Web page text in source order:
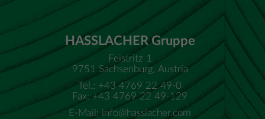
HASSLACHER Gruppe
Feistritz 1
9751 Sachsenburg, Austria
Tel.: +43 4769 22 49-0
Fax: +43 4769 22 49-129
E-Mail: info@hasslacher.com